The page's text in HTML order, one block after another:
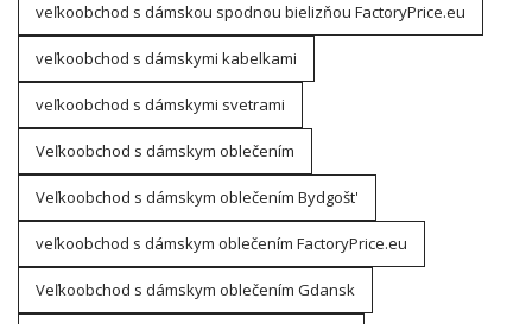
veľkoobchod s dámskou spodnou bielizňou FactoryPrice.eu
veľkoobchod s dámskymi kabelkami
veľkoobchod s dámskymi svetrami
Veľkoobchod s dámskym oblečením
Veľkoobchod s dámskym oblečením Bydgošt'
veľkoobchod s dámskym oblečením FactoryPrice.eu
Veľkoobchod s dámskym oblečením Gdansk